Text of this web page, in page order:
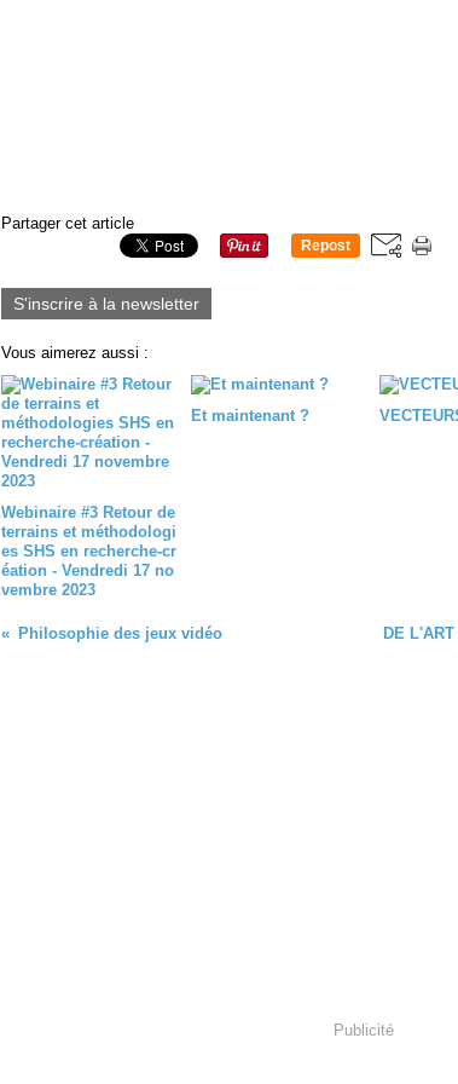
Partager cet article
Repost
S'inscrire à la newsletter
Vous aimerez aussi :
Webinaire #3 Retour de
terrains et méthodologi
es SHS en recherche-cr
éation - Vendredi 17 no
vembre 2023
Et maintenant ?
Philosophie des jeux vidéo DE
Publicité